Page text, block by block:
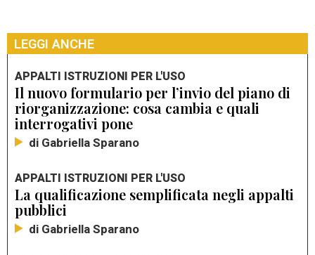
LEGGI ANCHE
APPALTI ISTRUZIONI PER L'USO
Il nuovo formulario per l’invio del piano di
riorganizzazione: cosa cambia e quali
interrogativi pone
di Gabriella Sparano
APPALTI ISTRUZIONI PER L'USO
La qualificazione semplificata negli appalti
pubblici
di Gabriella Sparano